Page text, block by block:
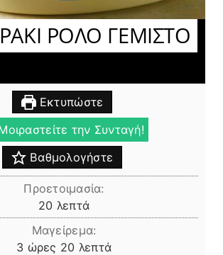
ΡΟΛΟ ΓΕΜΙΣΤΟ
Εκτυπώστε
την Συνταγή!
Βαθμολογήστε
Προετοιμασία:
20 λεπτά
λεπτά
Μαγείρεμα:
3ώρες
ώρες 20 λεπτά
λεπτά